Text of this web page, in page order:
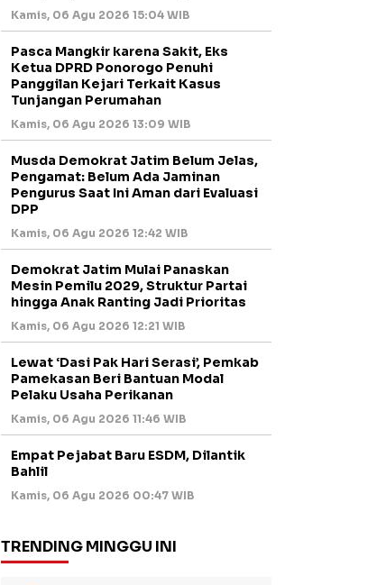
Kamis, 06 Agu 2026 15:04 WIB
Pasca Mangkir karena Sakit, Eks
Ketua DPRD Ponorogo Penuhi
Panggilan Kejari Terkait Kasus
Tunjangan Perumahan
Kamis, 06 Agu 2026 13:09 WIB
Musda Demokrat Jatim Belum Jelas,
Pengamat: Belum Ada Jaminan
Pengurus Saat Ini Aman dari Evaluasi
DPP
Kamis, 06 Agu 2026 12:42 WIB
Demokrat Jatim Mulai Panaskan
Mesin Pemilu 2029, Struktur Partai
hingga Anak Ranting Jadi Prioritas
Kamis, 06 Agu 2026 12:21 WIB
Lewat ‘Dasi Pak Hari Serasi’, Pemkab
Pamekasan Beri Bantuan Modal
Pelaku Usaha Perikanan
Kamis, 06 Agu 2026 11:46 WIB
Empat Pejabat Baru ESDM, Dilantik
Bahlil
Kamis, 06 Agu 2026 00:47 WIB
TRENDING MINGGU INI